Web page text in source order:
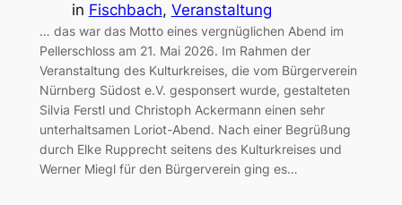
in Fischbach, Veranstaltung
… das war das Motto eines vergnüglichen Abend im
Pellerschloss am 21. Mai 2026. Im Rahmen der
Veranstaltung des Kulturkreises, die vom Bürgerverein
Nürnberg Südost e.V. gesponsert wurde, gestalteten
Silvia Ferstl und Christoph Ackermann einen sehr
unterhaltsamen Loriot-Abend. Nach einer Begrüßung
durch Elke Rupprecht seitens des Kulturkreises und
Werner Miegl für den Bürgerverein ging es…